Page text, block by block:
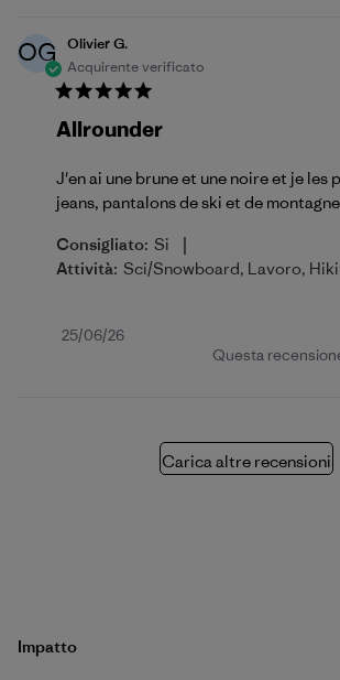
OG
Olivier G.
Acquirente verificato
Allrounder
J'en ai une brune et une noire et je les
jeans, pantalons de ski et de
Consigliato: Si |
Attività: Sci/Snowboard, Lavoro,
Data
25/06/26
Questa
Carica altre recensioni
Impatto